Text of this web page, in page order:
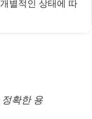
별적인 상태에 따
확한 용